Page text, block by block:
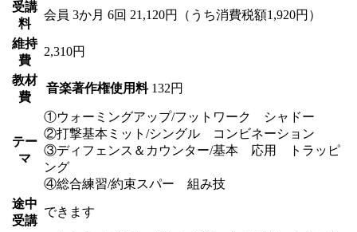
受講
料
会員 3か月 6回 21,120円（うち消費税額1,920円）
維持
費
2,310円
教材
費
音楽著作権使用料 132円
テー
マ
①ウォーミングアップ/フットワーク シャドー
②打撃基本ミット/シングル コンビネーション
③ディフェンス＆カウンター/基本 応用 トラッピ
ング
④総合練習/約束スパー 組み技
途中
受講
できます